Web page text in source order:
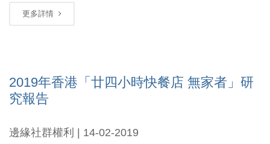
更多詳情
2019年香港「廿四小時快餐店 無家者」研
究報告
邊緣社群權利 | 14-02-2019